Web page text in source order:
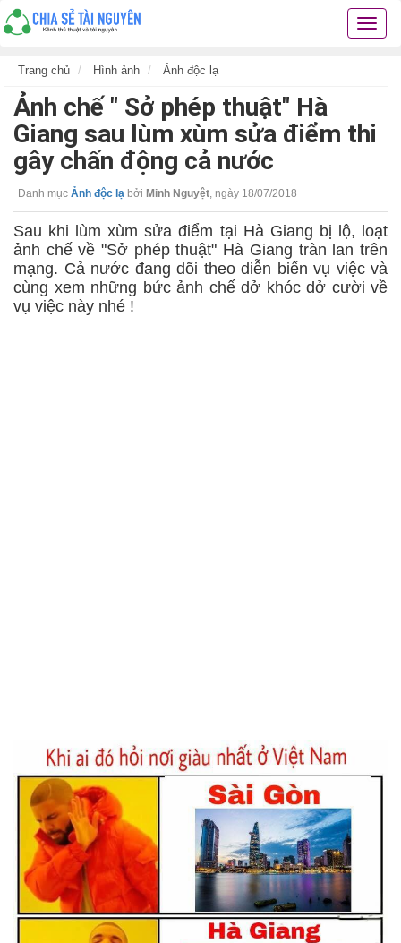
Chia
thuật
hay
Trang chủ Hình ảnh Ảnh độc lạ
Ảnh chế " Sở phép thuật" Hà
Giang sau lùm xùm sửa điểm thi
gây chấn động cả nước
Danh mục Ảnh độc lạ bởi Minh Nguyệt, ngày 18/07/2018
Sau khi lùm xùm sửa điểm tại Hà Giang bị lộ, loạt
ảnh chế về "Sở phép thuật" Hà Giang tràn lan trên
mạng. Cả nước đang dõi theo diễn biến vụ việc và
cùng xem những bức ảnh chế dở khóc dở cười về
vụ việc này nhé !